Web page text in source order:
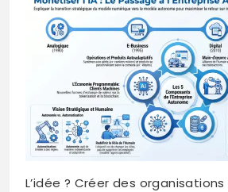
L’idée ? Créer des